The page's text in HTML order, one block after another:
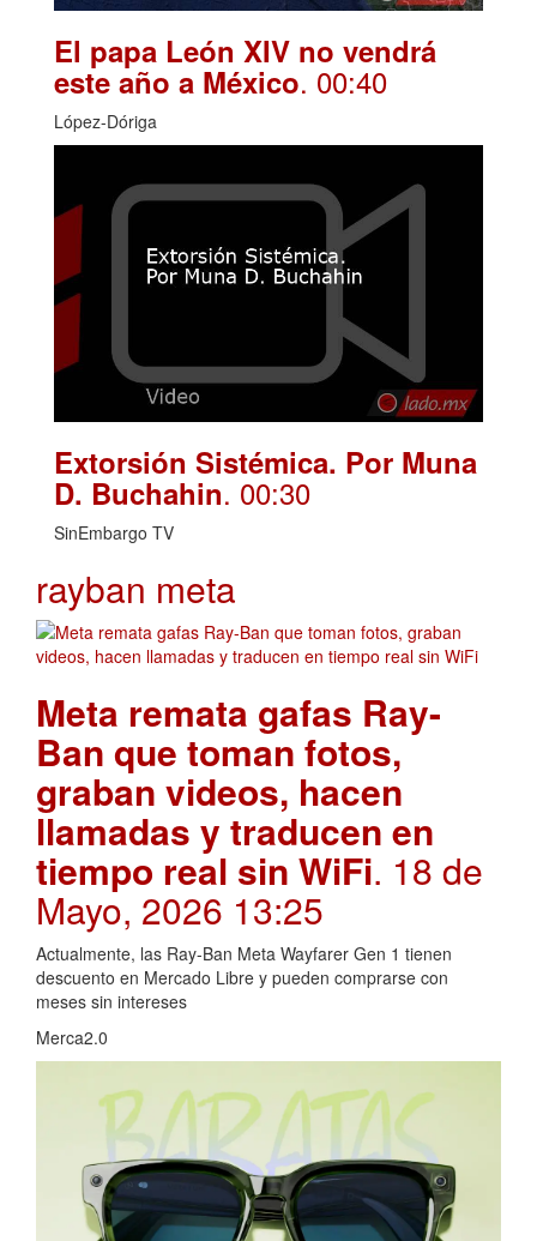
El papa León XIV no vendrá
este año a México. 00:40
López-Dóriga
Extorsión Sistémica. Por Muna
D. Buchahin. 00:30
SinEmbargo TV
rayban meta
Meta remata gafas Ray-
Ban que toman fotos,
graban videos, hacen
llamadas y traducen en
tiempo real sin WiFi. 18 de
Mayo, 2026 13:25
Actualmente, las Ray-Ban Meta Wayfarer Gen 1 tienen
descuento en Mercado Libre y pueden comprarse con
meses sin intereses
Merca2.0